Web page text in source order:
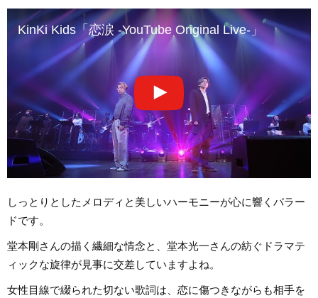
KinKi Kids「恋涙 -YouTube Original Live-」
しっとりとしたメロディと美しいハーモニーが心に響くバラー
ドです。
堂本剛さんの描く繊細な情念と、堂本光一さんの紡ぐドラマテ
ィックな旋律が見事に交差していますよね。
女性目線で綴られた切ない歌詞は、恋に傷つきながらも相手を